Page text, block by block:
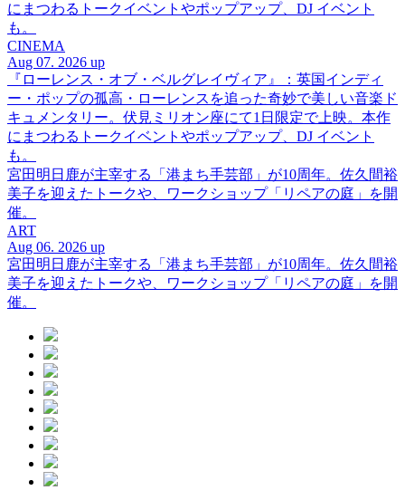
にまつわるトークイベントやポップアップ、DJ イベント
も。
CINEMA
Aug 07. 2026 up
『ローレンス・オブ・ベルグレイヴィア』：英国インディ
ー・ポップの孤高・ローレンスを追った奇妙で美しい音楽ド
キュメンタリー。伏見ミリオン座にて1日限定で上映。本作
にまつわるトークイベントやポップアップ、DJ イベント
も。
宮田明日鹿が主宰する「港まち手芸部」が10周年。佐久間裕
美子を迎えたトークや、ワークショップ「リペアの庭」を開
催。
ART
Aug 06. 2026 up
宮田明日鹿が主宰する「港まち手芸部」が10周年。佐久間裕
美子を迎えたトークや、ワークショップ「リペアの庭」を開
催。